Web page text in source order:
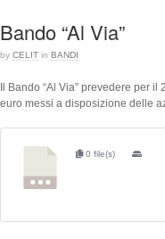
Bando “Al Via”
by CELIT in BANDI
Il Bando “Al Via” prevedere per
euro messi a disposizione delle
0 file(s)